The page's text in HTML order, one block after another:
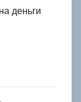
деньги